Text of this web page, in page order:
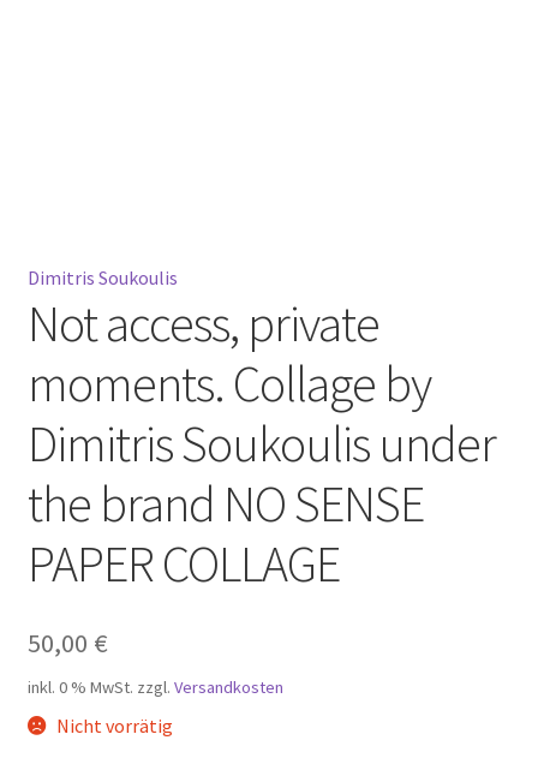
Dimitris Soukoulis
Not access, private
moments. Collage by
Dimitris Soukoulis under
the brand NO SENSE
PAPER COLLAGE
50,00 €
inkl. 0 % MwSt. zzgl. Versandkosten
Nicht vorrätig